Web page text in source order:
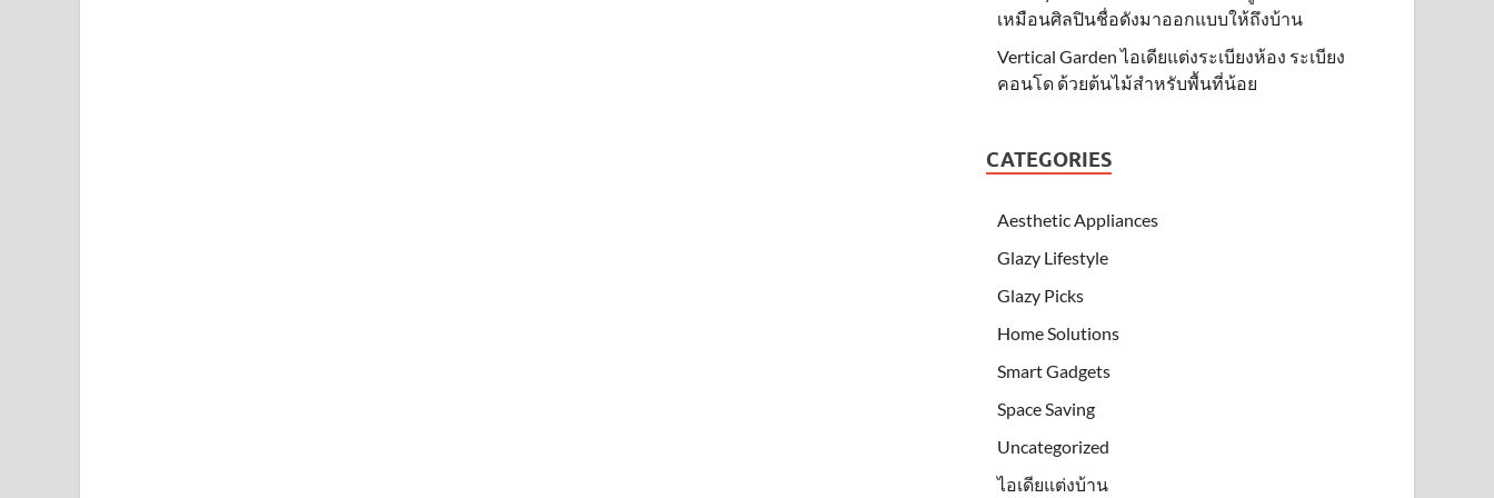
เหมือนศิลปินชื่อดังมาออกแบบให้ถึงบ้าน
Vertical Garden ไอเดียแต่งระเบียงห้อง ระเบียง
คอนโด ด้วยต้นไม้สำหรับพื้นที่น้อย
CATEGORIES
Aesthetic Appliances
Glazy Lifestyle
Glazy Picks
Home Solutions
Smart Gadgets
Space Saving
Uncategorized
ไอเดียแต่งบ้าน